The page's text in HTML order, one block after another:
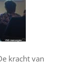
kracht van